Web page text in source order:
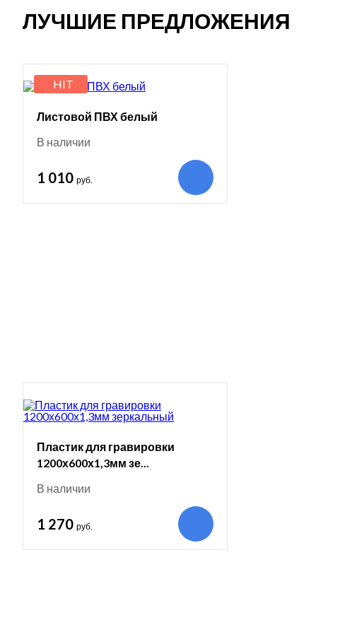
ЛУЧШИЕ ПРЕДЛОЖЕНИЯ
HIT
Листовой ПВХ белый
В наличии
1 010 руб.
Пластик для гравировки
1200х600х1,3мм зе...
В наличии
1 270 руб.